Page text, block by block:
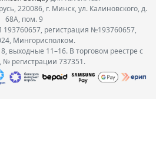
220086, г. Минск, ул. Калиновского, д.
68А, пом. 9
регистрация №193760657,
Мингорисполком.
выходные 11–16. В торговом реестре с
№ регистрации 737351.